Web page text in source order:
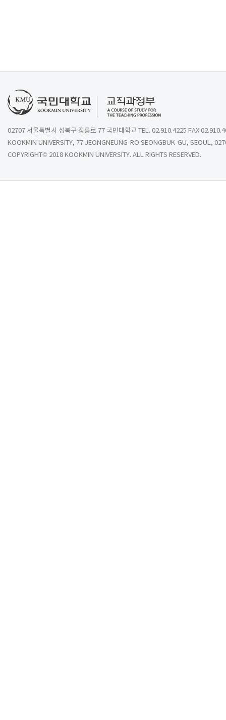
02707 서울특별시 성북구 정릉로 77 국민대학교 TEL. 02.910.4225
KOOKMIN UNIVERSITY, 77 JEONGNEUNG-RO SEONGBUK-GU, SEOUL,
COPYRIGHT© 2018 KOOKMIN UNIVERSITY. ALL RIGHTS RESERVED.